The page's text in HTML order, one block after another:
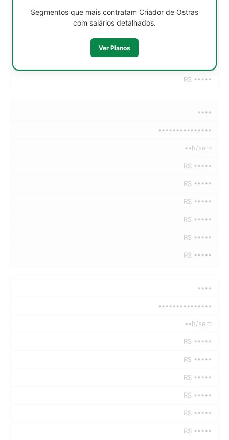
R$ •••••
••••
•••••••••••••••
••h/sem
R$ •••••
R$ •••••
R$ •••••
R$ •••••
R$ •••••
R$ •••••
••••
•••••••••••••••
••h/sem
R$ •••••
R$ •••••
R$ •••••
R$ •••••
R$ •••••
R$ •••••
Segmentos que mais contratam Criador de Ostras
com salários detalhados.
Ver Planos